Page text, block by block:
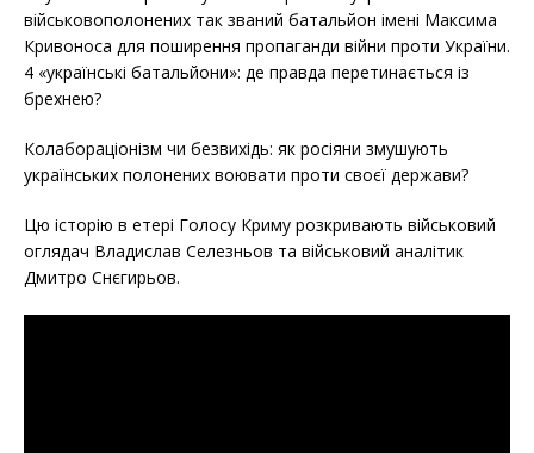
b
o
o
k
t
e
r
e
військовополонених так званий батальйон імені Максима
Кривоноса для поширення пропаганди війни проти України.
4 «українські батальйони»: де правда перетинається із
брехнею?
Колабораціонізм чи безвихідь: як росіяни змушують
українських полонених воювати проти своєї держави?
Цю історію в етері Голосу Криму розкривають військовий
оглядач Владислав Селезньов та військовий аналітик
Дмитро Снєгирьов.